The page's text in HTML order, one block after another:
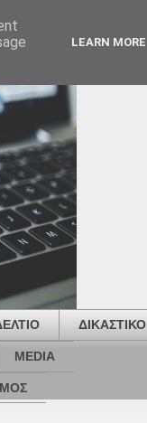
ΔΙΚΑΣΤΙΚΟ
MEDIA
LEARN MORE